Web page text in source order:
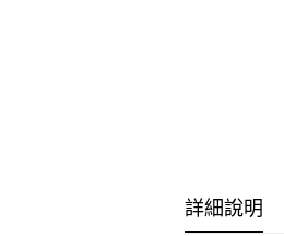
詳細說明